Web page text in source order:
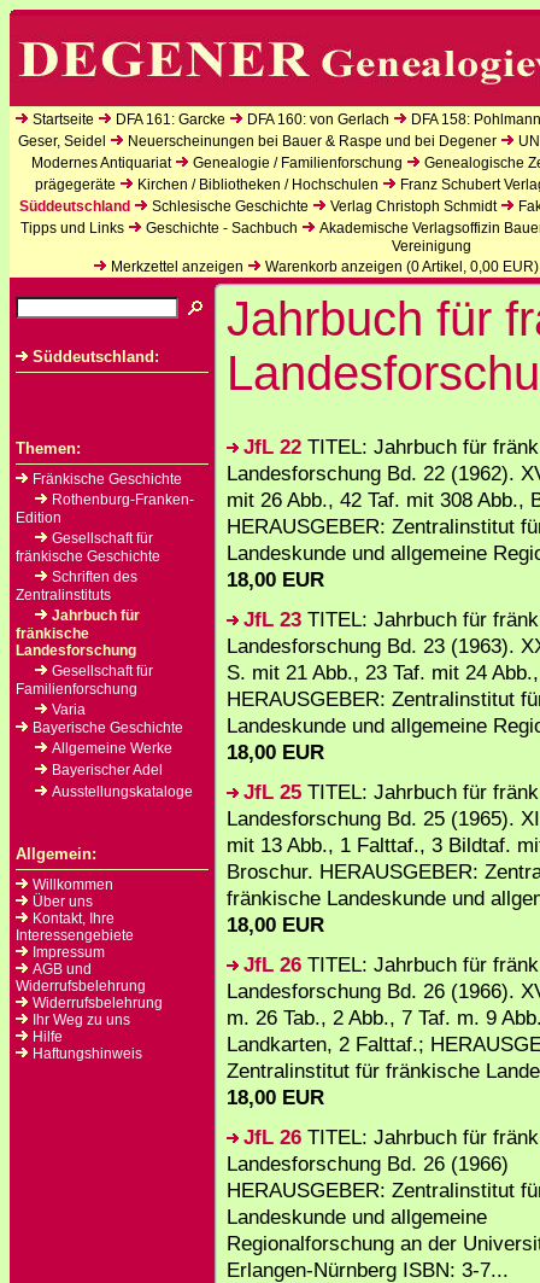
Startseite DFA 161: Garcke DFA 160: von Gerlach
DFA 158:
Geser, Seidel
Neuerscheinungen bei Bauer & Raspe und bei Degener
Modernes Antiquariat
Genealogie / Familienforschung
Genealogische
prägegeräte
Kirchen / Bibliotheken / Hochschulen
Franz Schubert
Süddeutschland
Schlesische Geschichte Verlag Christoph Schmidt
Tipps und Links
Geschichte - Sachbuch
Akademische Verlagsoffizin
Vereinigung
Merkzettel anzeigen
Warenkorb anzeigen (0Artikel, 0,00 EUR)
Süddeutschland:
Themen:
Fränkische Geschichte
Rothenburg-Franken-
Edition
Gesellschaft für
fränkische Geschichte
Schriften des
Zentralinstituts
Jahrbuch für
fränkische
Landesforschung
Gesellschaft für
Familienforschung
Varia
Bayerische Geschichte
Allgemeine Werke
Bayerischer Adel
Ausstellungskataloge
Allgemein:
Willkommen
Über uns
Kontakt, Ihre
Interessengebiete
Impressum
AGB und
Widerrufsbelehrung
Widerrufsbelehrung
Ihr Weg zu uns
Hilfe
Haftungshinweis
Jahrbuch für
JfL 22 TITEL: Jahrbuch für
Landesforschung Bd. 22 (1962).
mit 26 Abb., 42 Taf. mit 308 Abb.,
HERAUSGEBER: Zentralinstitut
Landeskunde und allgemeine
18,00 EUR
JfL 23 TITEL: Jahrbuch für
Landesforschung Bd. 23 (1963).
S. mit 21 Abb., 23 Taf. mit 24
HERAUSGEBER: Zentralinstitut
Landeskunde und allgemeine
18,00 EUR
JfL 25 TITEL: Jahrbuch für
Landesforschung Bd. 25 (1965).
mit 13 Abb., 1 Falttaf., 3 Bildtaf.
Broschur. HERAUSGEBER:
fränkische Landeskunde und
18,00 EUR
JfL 26 TITEL: Jahrbuch für
Landesforschung Bd. 26 (1966).
m. 26 Tab., 2 Abb., 7 Taf. m. 9
Landkarten, 2 Falttaf.;
Zentralinstitut für fränkische
18,00 EUR
JfL 26 TITEL: Jahrbuch für
Landesforschung Bd. 26 (1966)
HERAUSGEBER: Zentralinstitut
Landeskunde und allgemeine
Regionalforschung an der
Erlangen-Nürnberg ISBN: 3-7...